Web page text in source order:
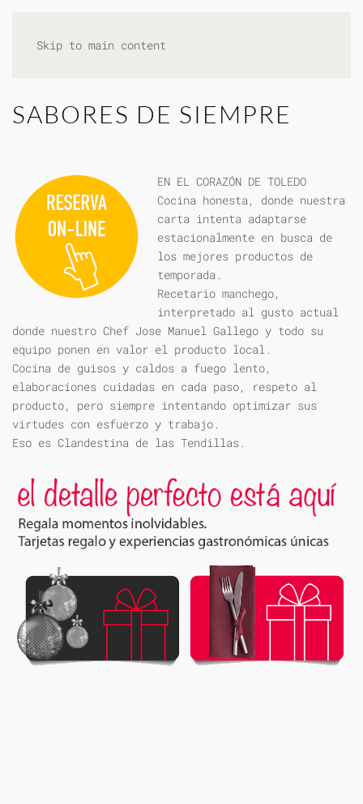
Skip to main content
SABORES DE SIEMPRE
EN EL CORAZÓN DE TOLEDO
Cocina honesta, donde nuestra
carta intenta adaptarse
estacionalmente en busca de
los mejores productos de
temporada.
Recetario manchego,
interpretado al gusto actual
donde nuestro Chef Jose Manuel Gallego y todo su
equipo ponen en valor el producto local.
Cocina de guisos y caldos a fuego lento,
elaboraciones cuidadas en cada paso, respeto al
producto, pero siempre intentando optimizar sus
virtudes con esfuerzo y trabajo.
Eso es Clandestina de las Tendillas.